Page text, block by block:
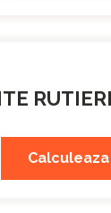
Calculeaza